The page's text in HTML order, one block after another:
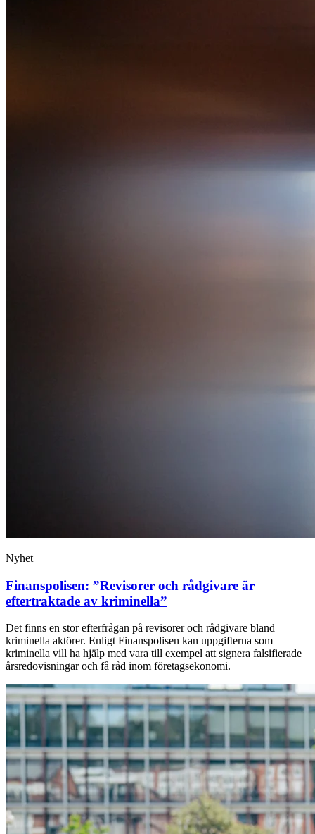
Nyhet
Finanspolisen: ”Revisorer och rådgivare är
eftertraktade av kriminella”
Det finns en stor efterfrågan på revisorer och rådgivare bland
kriminella aktörer. Enligt Finanspolisen kan uppgifterna som
kriminella vill ha hjälp med vara till exempel att signera falsifierade
årsredovisningar och få råd inom företagsekonomi.